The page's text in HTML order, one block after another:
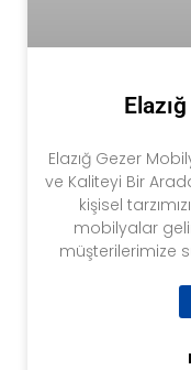
Elazığ Gezer
ve Kaliteyi Bir
kişisel
mobilyalar
müşterilerimize